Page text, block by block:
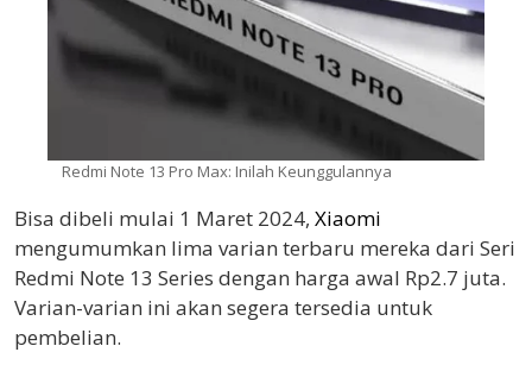
Redmi Note 13 Pro Max: Inilah Keunggulannya
Bisa dibeli mulai 1 Maret 2024, Xiaomi
mengumumkan lima varian terbaru mereka dari Seri
Redmi Note 13 Series dengan harga awal Rp2.7 juta.
Varian-varian ini akan segera tersedia untuk
pembelian.